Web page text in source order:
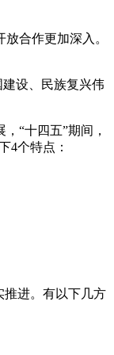
合作更加深入。
设、民族复兴伟
“十四五”期间，
4个特点：
推进。有以下几方